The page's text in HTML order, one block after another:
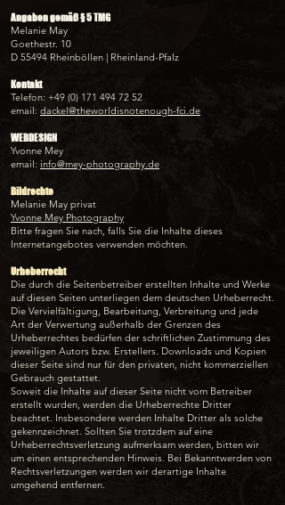
Angaben gemäß § 5 TMG
Melanie May
Goethestr. 10
D 55494 Rheinböllen | Rheinland-Pfalz
Kontakt
Telefon: +49 (0) 171 494 72 52
email: dackel@theworldisnotenough-fci.de
WEBDESIGN
Yvonne Mey
email: info@mey-photography.de
Bildrechte
Melanie May privat
Yvonne Mey Photography
Bitte fragen Sie nach, falls Sie die Inhalte dieses
Internetangebotes verwenden möchten.
Urheberrecht
Die durch die Seitenbetreiber erstellten Inhalte und Werke
auf diesen Seiten unterliegen dem deutschen Urheberrecht.
Die Vervielfältigung, Bearbeitung, Verbreitung und jede
Art der Verwertung außerhalb der Grenzen des
Urheberrechtes bedürfen der schriftlichen Zustimmung des
jeweiligen Autors bzw. Erstellers. Downloads und Kopien
dieser Seite sind nur für den privaten, nicht kommerziellen
Gebrauch gestattet.
Soweit die Inhalte auf dieser Seite nicht vom Betreiber
erstellt wurden, werden die Urheberrechte Dritter
beachtet. Insbesondere werden Inhalte Dritter als solche
gekennzeichnet. Sollten Sie trotzdem auf eine
Urheberrechtsverletzung aufmerksam werden, bitten wir
um einen entsprechenden Hinweis. Bei Bekanntwerden von
Rechtsverletzungen werden wir derartige Inhalte
umgehend entfernen.